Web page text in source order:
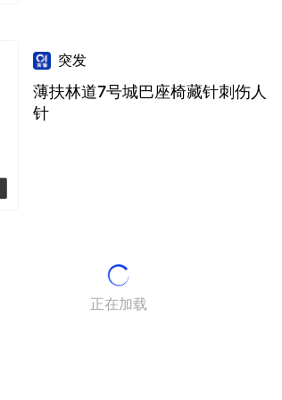
突发
薄扶林道7号城巴座椅藏针刺伤人
针
正在加载